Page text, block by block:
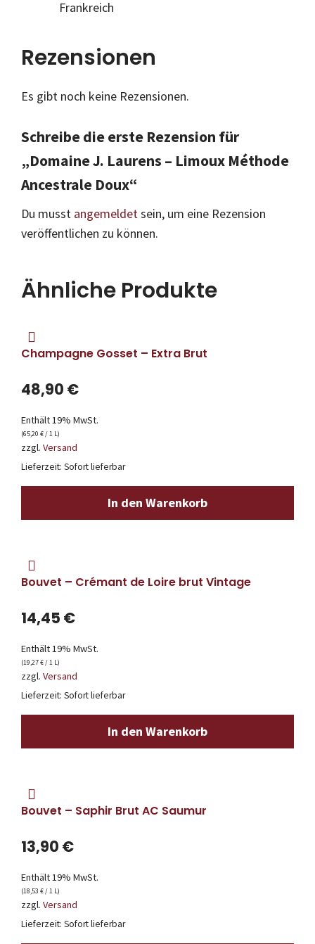
Frankreich
Rezensionen
Es gibt noch keine Rezensionen.
Schreibe die erste Rezension für
„Domaine J. Laurens – Limoux Méthode
Ancestrale Doux“
Du musst angemeldetsein, um eine Rezension
veröffentlichen zu können.
Ähnliche Produkte
Champagne Gosset – Extra Brut
48,90 €
Enthält 19% MwSt.
(65,20 €/ 1 L)
zzgl. Versand
Lieferzeit: Sofort lieferbar
In den Warenkorb
Bouvet – Crémant de Loire brut Vintage
14,45 €
Enthält 19% MwSt.
(19,27€/ 1 L)
zzgl. Versand
Lieferzeit: Sofort lieferbar
In den Warenkorb
Bouvet – Saphir Brut AC Saumur
13,90 €
Enthält 19% MwSt.
(18,53 €/ 1 L)
zzgl. Versand
Lieferzeit: Sofort lieferbar